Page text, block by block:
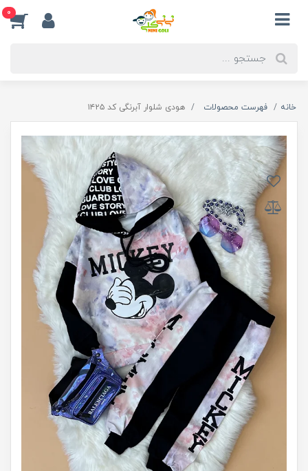
0
خانه فهرست محصولات هودی شلوار آبرنگی کد ۱۴۲۵